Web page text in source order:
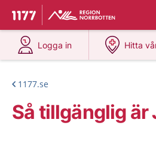
Till startsidan för 1177
Du har valt region
Logga in
på 1177.se
Hitta
på
1177.se
Så tillgänglig är